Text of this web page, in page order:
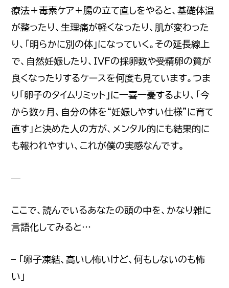
療法＋毒素ケア＋腸の立て直しをやると、基礎体温
が整ったり、生理痛が軽くなったり、肌が変わった
り、「明らかに別の体」になっていく。その延長線上
で、自然妊娠したり、IVFの採卵数や受精卵の質が
良くなったりするケースを何度も見ています。つま
り「卵子のタイムリミット」に一喜一憂するより、「今
から数ヶ月、自分の体を“妊娠しやすい仕様”に育て
直す」と決めた人の方が、メンタル的にも結果的に
も報われやすい、これが僕の実感なんです。
—
ここで、読んでいるあなたの頭の中を、かなり雑に
言語化してみると…
– 「卵子凍結、高いし怖いけど、何もしないのも怖
い」